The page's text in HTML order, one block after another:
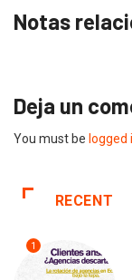
Notas
Deja un
You must be logged
RECENT
1